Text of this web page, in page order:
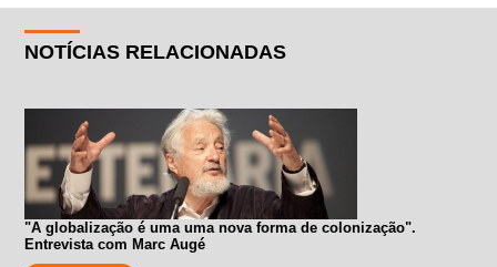
NOTÍCIAS RELACIONADAS
"A globalização é uma uma nova forma de colonização".
Entrevista com Marc Augé